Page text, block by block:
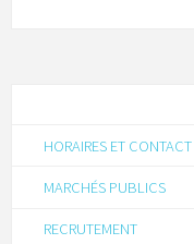
HORAIRES ET CONTACT
MARCHÉS PUBLICS
RECRUTEMENT